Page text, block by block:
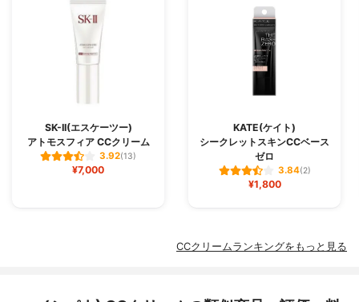
SK-II(エスケーツー)
アトモスフィア CCクリーム
3.92(13)
¥7,000
KATE(ケイト)
シークレットスキンCCベース
ゼロ
3.84(2)
¥1,800
CCクリームランキングをもっと見る